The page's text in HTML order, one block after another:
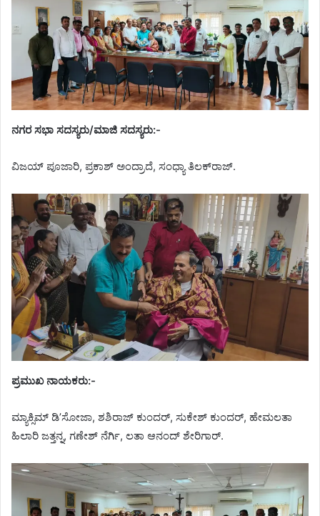
ನಗರ ಸಭಾ ಸದಸ್ಯರು/ಮಾಜಿ ಸದಸ್ಯರು:-
ವಿಜಯ್ ಪೂಜಾರಿ, ಪ್ರಕಾಶ್ ಅಂದ್ರಾದೆ, ಸಂಧ್ಯಾ ತಿಲಕ್‌ರಾಜ್.
ಪ್ರಮುಖ ನಾಯಕರು:-
ಮ್ಯಾಕ್ಸಿಮ್ ಡಿ’ಸೋಜಾ, ಶಶಿರಾಜ್ ಕುಂದರ್, ಸುಕೇಶ್ ಕುಂದರ್, ಹೇಮಲತಾ
ಹಿಲಾರಿ ಜತ್ತನ್ನ, ಗಣೇಶ್ ನೆರ್ಗಿ, ಲತಾ ಆನಂದ್ ಶೇರಿಗಾರ್.